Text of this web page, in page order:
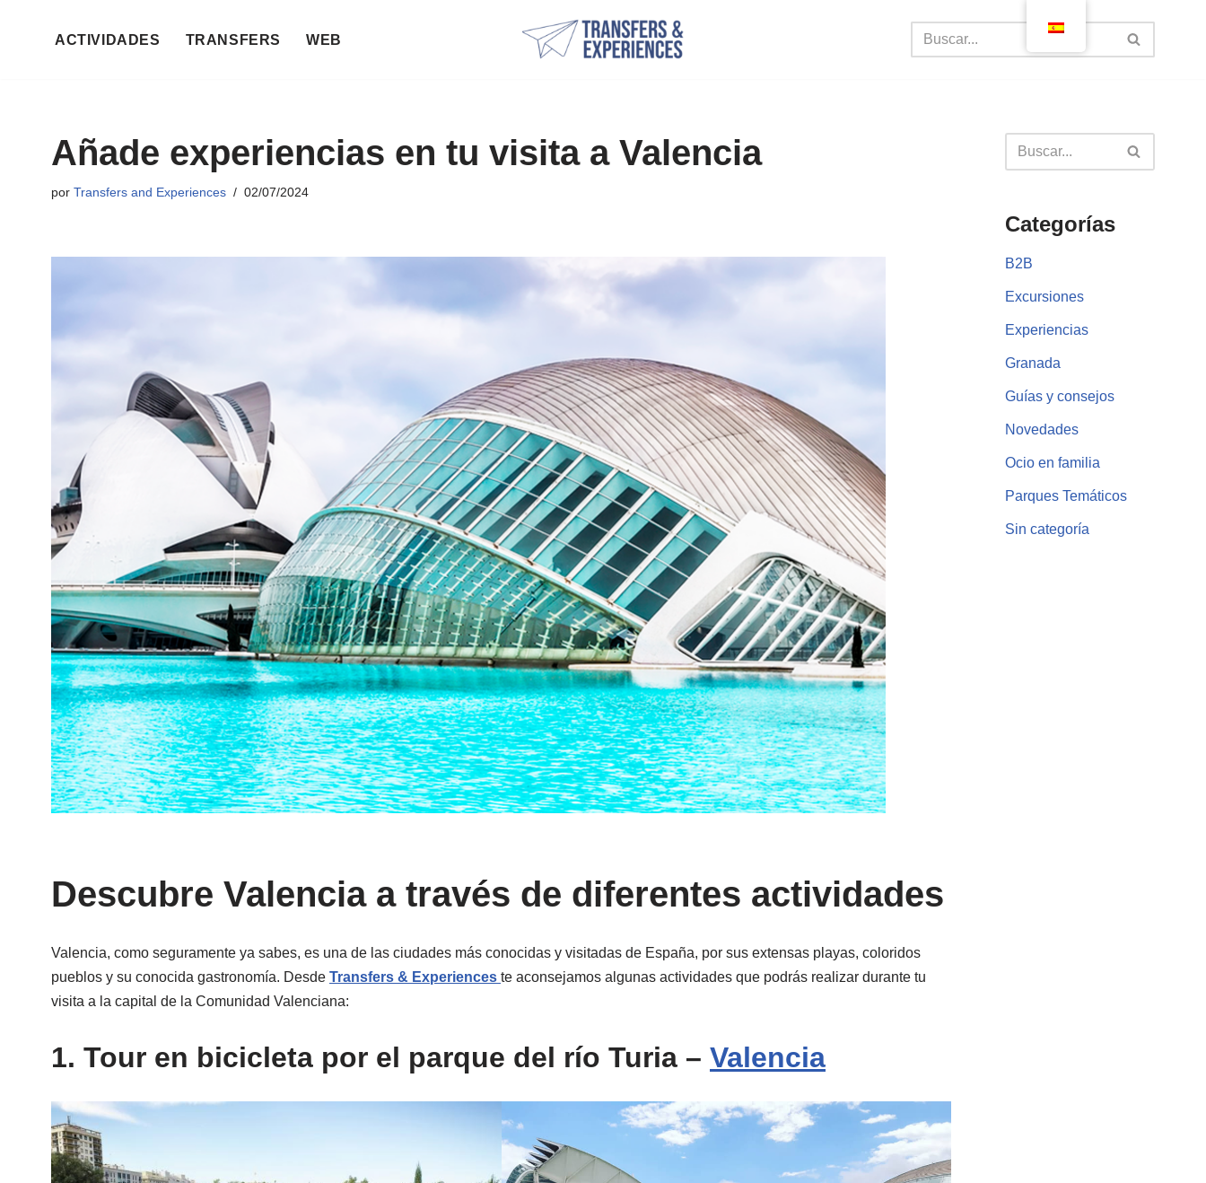
ACTIVIDADES TRANSFERS WEB
Añade experiencias en tu visita a Valencia
por Transfers and Experiences 02/07/2024
Descubre Valencia a través de diferentes actividades
Valencia, como seguramente ya sabes, es una de las ciudades más conocidas y visitadas de España, por sus extensas playas, coloridos
pueblos y su conocida gastronomía. Desde Transfers & Experiences te aconsejamos algunas actividades que podrás realizar durante tu
visita a la capital de la Comunidad Valenciana:
1. Tour en bicicleta por el parque del río Turia – Valencia
Categorías
B2B
Excursiones
Experiencias
Granada
Guías y consejos
Novedades
Ocio en familia
Parques Temáticos
Sin categoría